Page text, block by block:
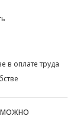
в оплате труда
МОЖНО